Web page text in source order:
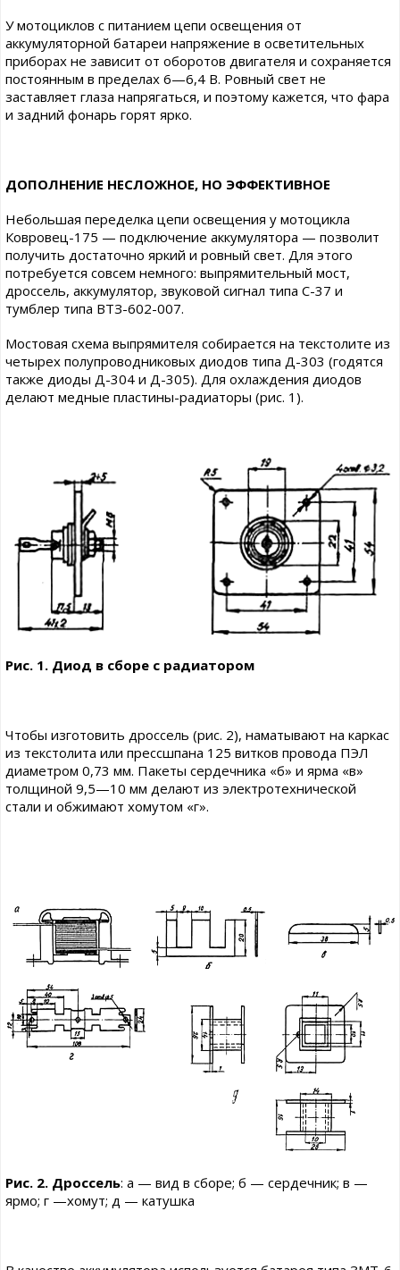
У мотоциклов с питанием цепи освещения от
аккумуляторной батареи напряжение в осветительных
приборах не зависит от оборотов двигателя и сохраняется
постоянным в пределах 6—6,4 В. Ровный свет не
заставляет глаза напрягаться, и поэтому кажется, что фара
и задний фонарь горят ярко.
ДОПОЛНЕНИЕ НЕСЛОЖНОЕ, НО ЭФФЕКТИВНОЕ
Небольшая переделка цепи освещения у мотоцикла
Ковровец-175 — подключение аккумулятора — позволит
получить достаточно яркий и ровный свет. Для этого
потребуется совсем немного: выпрямительный мост,
дроссель, аккумулятор, звуковой сигнал типа С-37 и
тумблер типа ВТЗ-602-007.
Мостовая схема выпрямителя собирается на текстолите из
четырех полупроводниковых диодов типа Д-303 (годятся
также диоды Д-304 и Д-305). Для охлаждения диодов
делают медные пластины-радиаторы (рис. 1).
Рис. 1. Диод в сборе с радиатором
Чтобы изготовить дроссель (рис. 2), наматывают на каркас
из текстолита или прессшпана 125 витков провода ПЭЛ
диаметром 0,73 мм. Пакеты сердечника «б» и ярма «в»
толщиной 9,5—10 мм делают из электротехнической
стали и обжимают хомутом «г».
Рис. 2. Дроссель: а — вид в сборе; б — сердечник; в —
ярмо; г —хомут; д — катушка